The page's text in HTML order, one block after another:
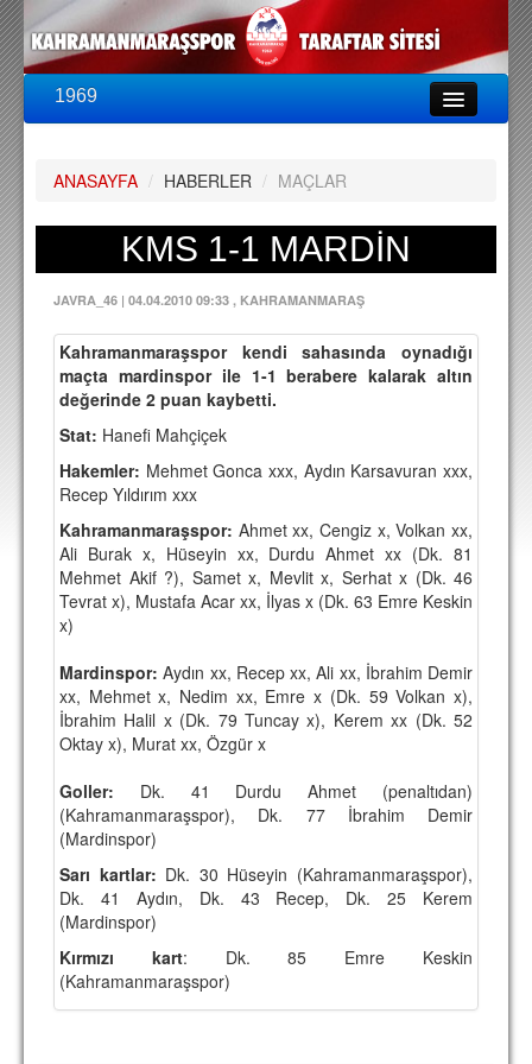
1969
PUAN DURUMU
FİKSTÜR
KADRO
A TAKIM KADROSU
TEKNİK KADRO
TRANSFERLER
BİLETLER
DEPLASMAN
LİSANSLI ÜRÜNLER
FOTOĞRAF & VİDEOLAR
MARŞ & TEZAHÜRATLAR
AMBLEM
YÖNETİM KURULU
PERSONEL
ANASAYFA / HABERLER / MAÇLAR
KMS 1-1 MARDİN
JAVRA_46 | 04.04.2010 09:33 , KAHRAMANMARAŞ
Kahramanmaraşspor kendi sahasında oynadığı
maçta mardinspor ile 1-1 berabere kalarak altın
değerinde 2 puan kaybetti.
Stat: Hanefi Mahçiçek
Hakemler: Mehmet Gonca xxx, Aydın Karsavuran xxx,
Recep Yıldırım xxx
Kahramanmaraşspor: Ahmet xx, Cengiz x, Volkan xx,
Ali Burak x, Hüseyin xx, Durdu Ahmet xx (Dk. 81
Mehmet Akif ?), Samet x, Mevlit x, Serhat x (Dk. 46
Tevrat x), Mustafa Acar xx, İlyas x (Dk. 63 Emre Keskin
x)
Mardinspor: Aydın xx, Recep xx, Ali xx, İbrahim Demir
xx, Mehmet x, Nedim xx, Emre x (Dk. 59 Volkan x),
İbrahim Halil x (Dk. 79 Tuncay x), Kerem xx (Dk. 52
Oktay x), Murat xx, Özgür x
Goller: Dk. 41 Durdu Ahmet (penaltıdan)
(Kahramanmaraşspor), Dk. 77 İbrahim Demir
(Mardinspor)
Sarı kartlar: Dk. 30 Hüseyin (Kahramanmaraşspor),
Dk. 41 Aydın, Dk. 43 Recep, Dk. 25 Kerem
(Mardinspor)
Kırmızı kart: Dk. 85 Emre Keskin
(Kahramanmaraşspor)